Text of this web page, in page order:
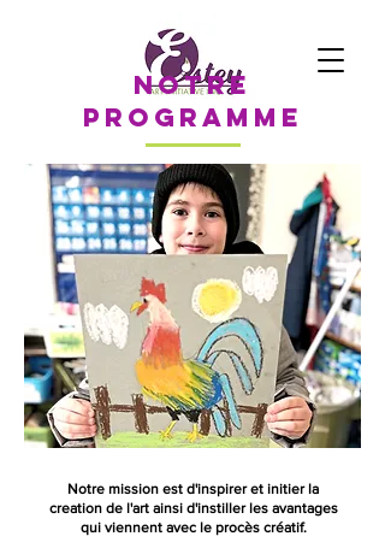
Notre
programme
Notre mission est d'inspirer et initier la
creation de l'art ainsi d'instiller les avantages
qui viennent avec le procès créatif.